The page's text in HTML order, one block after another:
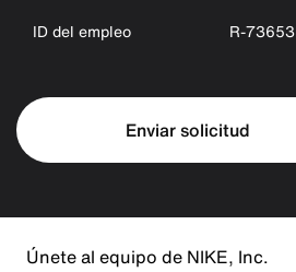
ID del empleo R-73653
Enviar solicitud
Únete al equipo de NIKE, Inc.